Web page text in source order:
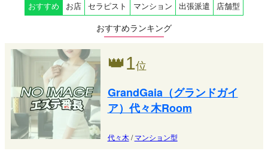
おすすめ お店 セラピスト マンション 出張派遣 店舗型
おすすめランキング
👑1位
GrandGaia（グランドガイ
ア）代々木Room
代々木 /マンション型